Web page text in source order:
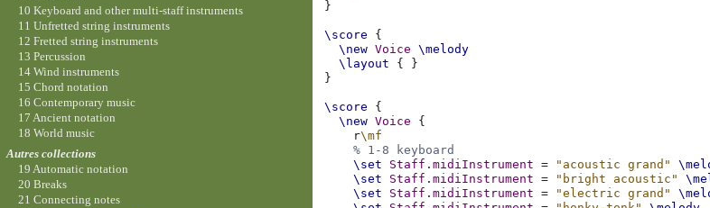
}
\score
{
\new Voice
\melody
\layout
{
}
}
\score
{
\new Voice
{
r\mf
% 1-8 keyboard
\set
Staff .midiInstrument = "acoustic grand"
\set
Staff .midiInstrument = "bright acoustic"
\set
Staff .midiInstrument = "electric grand"
10 Keyboard and other multi-staff instruments
11 Unfretted string instruments
12 Fretted string instruments
13 Percussion
14 Wind instruments
15 Chord notation
16 Contemporary music
17 Ancient notation
18 World music
Autres collections
19 Automatic notation
20 Breaks
21 Connecting notes